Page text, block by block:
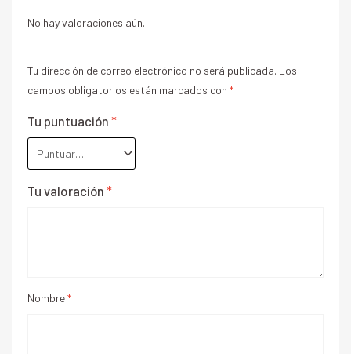
No hay valoraciones aún.
Tu dirección de correo electrónico no será publicada. Los
campos obligatorios están marcados con *
Tu puntuación *
Tu valoración *
Nombre*